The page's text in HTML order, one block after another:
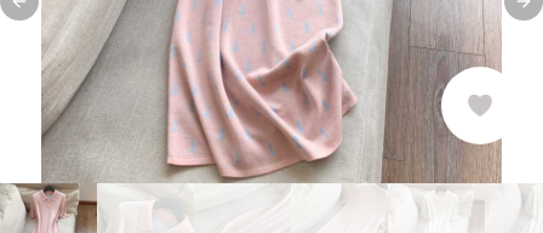
Previous slide